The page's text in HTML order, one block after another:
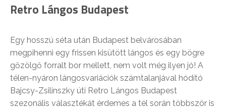
Retro Lángos Budapest
Egy hosszú séta után Budapest belvárosában
megpihenni egy frissen kisütött lángos és egy bögre
gőzölgő forralt bor mellett, nem volt még ilyen jó! A
télen-nyáron lángosvariációk számtalanjával hódító
Bajcsy-Zsilinszky úti Retro Lángos Budapest
szezonális választékát érdemes a tél során többször is